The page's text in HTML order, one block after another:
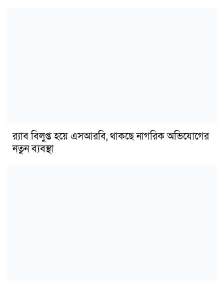
র‍্যাব বিলুপ্ত হয়ে এসআরবি, থাকছে নাগরিক অভিযোগের
নতুন ব্যবস্থা